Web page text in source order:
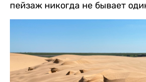
пейзаж никогда не бывает